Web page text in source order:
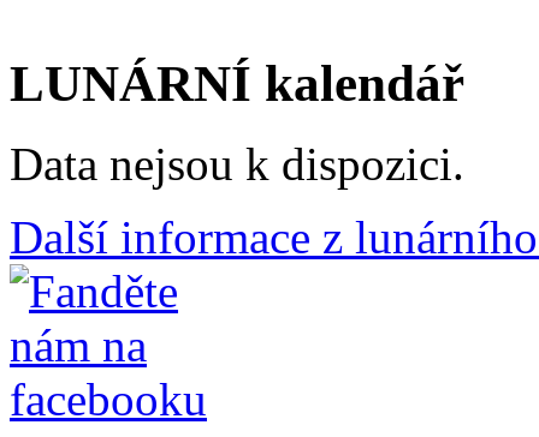
LUNÁRNÍ kalendář
Data nejsou k dispozici.
Další informace z